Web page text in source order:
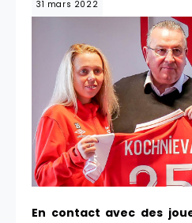
31 mars 2022
En contact avec des